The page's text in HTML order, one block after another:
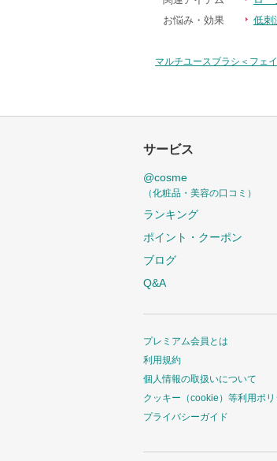
お悩み・効果
低刺
マルチユースブラシ＜フェ
サービス
@cosme
（化粧品・美容の口コミ）
ランキング
ポイント・クーポン
ブログ
Q&A
プレミアム会員とは
利用規約
個人情報の取扱いについて
クッキー（cookie）等利用ポリ
プライバシーガイド